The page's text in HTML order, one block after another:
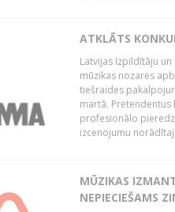
ATKLĀTS
Latvijas Izpildītāju
mūzikas nozares
tiešraides
martā. Pretendentus
profesionālo
izcenojumu
MŪZIKAS
NEPIECIEŠAMS